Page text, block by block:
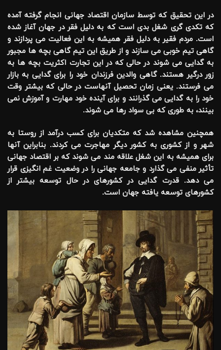
در این تحقیق که توسط سازمان اقتصاد جهانی انجام گرفته آمده
که تکدی گری شغل بدی است که به دلیل فقر در جهان آغاز شده
است. مردم فقیر به دلیل فقر همیشه به این فعالیت می پردازند و
گاهی تیم خوبی می سازند و از طریق این تیم گاهی بچه ها مجبور
به گدایی می شوند در حالی که در این تجارت اکثریت بچه ها به
زور درگیر هستند. گاهی والدین فرزندان خود را برای گدایی به بازار
می فرستند. یعنی زمان تحصیل آنهاست در حالی که بیشتر وقت
خود را به گدایی می گذرانند و برای آینده خود مهارت و آموزش نمی
بینند، به طوری که بی سواد رها می شوند.
همچنین مشاهده شد که متکدیان برای کسب درآمد از روستا به
شهر و از کشوری به کشور دیگر مهاجرت می کردند. بنابراین آنها
برای همیشه به این شغل علاقه مند می شوند که بر اقتصاد جهانی
تأثیر منفی می گذارد و جامعه جهانی را در وضعیت غم انگیزی قرار
می دهد. قدرت گدایی در کشورهای در حال توسعه بیشتر از
کشورهای توسعه یافته جهان است.